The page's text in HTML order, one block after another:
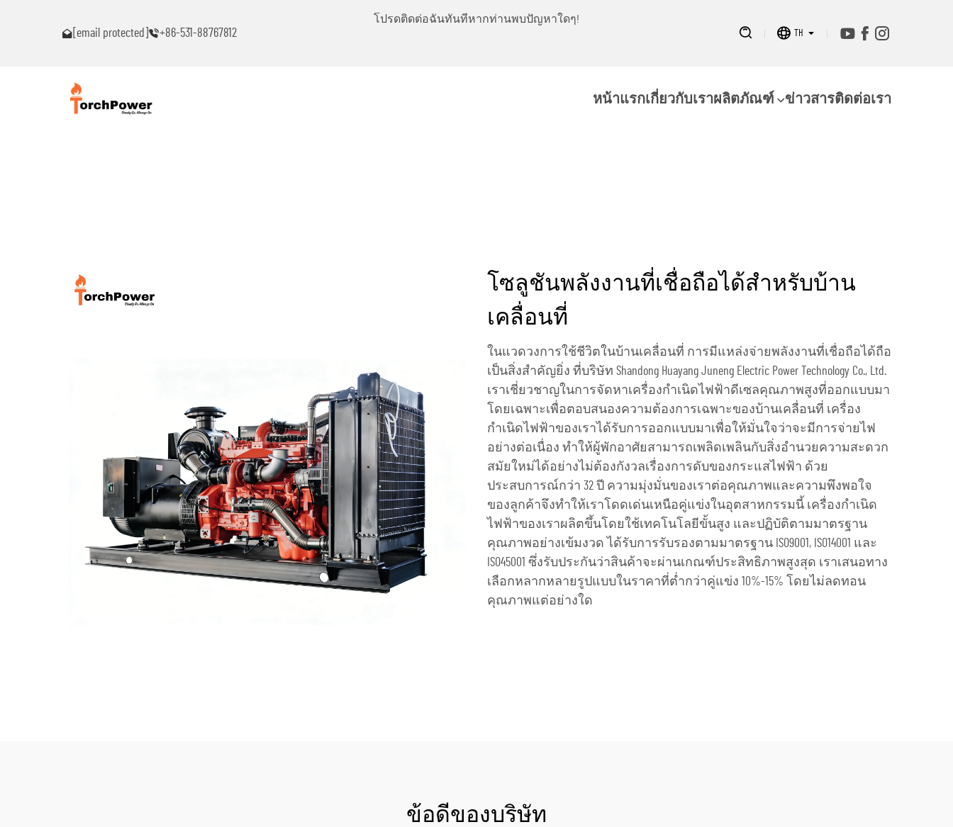
[email protected] +86-531-88767812
โปรดติดต่อฉันทันทีหากท่านพบปัญหาใดๆ!
TH
หน้าแรกเกี่ยวกับเราผลิตภัณฑ์ ข่าวสารติดต่อเรา
โซลูชันพลังงานที่เชื่อถือได้สำหรับบ้าน
เคลื่อนที่
ในแวดวงการใช้ชีวิตในบ้านเคลื่อนที่ การมีแหล่งจ่ายพลังงานที่เชื่อถือได้ถือ
เป็นสิ่งสำคัญยิ่ง ที่บริษัท Shandong Huayang Juneng Electric Power Technology Co., Ltd.
เราเชี่ยวชาญในการจัดหาเครื่องกำเนิดไฟฟ้าดีเซลคุณภาพสูงที่ออกแบบมา
โดยเฉพาะเพื่อตอบสนองความต้องการเฉพาะของบ้านเคลื่อนที่ เครื่อง
กำเนิดไฟฟ้าของเราได้รับการออกแบบมาเพื่อให้มั่นใจว่าจะมีการจ่ายไฟ
อย่างต่อเนื่อง ทำให้ผู้พักอาศัยสามารถเพลิดเพลินกับสิ่งอำนวยความสะดวก
สมัยใหม่ได้อย่างไม่ต้องกังวลเรื่องการดับของกระแสไฟฟ้า ด้วย
ประสบการณ์กว่า 32 ปี ความมุ่งมั่นของเราต่อคุณภาพและความพึงพอใจ
ของลูกค้าจึงทำให้เราโดดเด่นเหนือคู่แข่งในอุตสาหกรรมนี้ เครื่องกำเนิด
ไฟฟ้าของเราผลิตขึ้นโดยใช้เทคโนโลยีขั้นสูง และปฏิบัติตามมาตรฐาน
คุณภาพอย่างเข้มงวด ได้รับการรับรองตามมาตรฐาน ISO9001, ISO14001 และ
ISO45001 ซึ่งรับประกันว่าสินค้าจะผ่านเกณฑ์ประสิทธิภาพสูงสุด เราเสนอทาง
เลือกหลากหลายรูปแบบในราคาที่ต่ำกว่าคู่แข่ง 10%-15% โดยไม่ลดทอน
คุณภาพแต่อย่างใด
ข้อดีของบริษัท